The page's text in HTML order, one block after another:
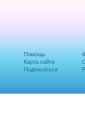
Помощь
Карта сайта
Подписаться